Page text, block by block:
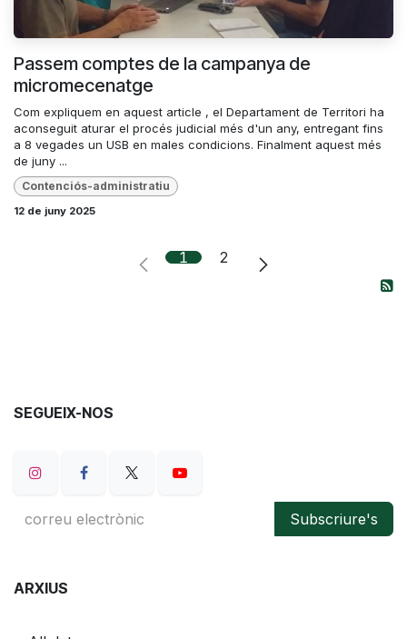
Passem comptes de la campanya de
micromecenatge
Com expliquem en aquest article , el Departament de Territori ha
aconseguit aturar el procés judicial més d'un any, entregant fins
a 8 vegades un USB en males condicions. Finalment aquest més
de juny ...
Contenciós-administratiu
12 de juny 2025
1 2
SEGUEIX-NOS
Subscriure's
ARXIUS